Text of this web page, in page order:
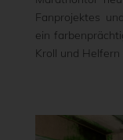
Fanprojektes
ein
Kroll und